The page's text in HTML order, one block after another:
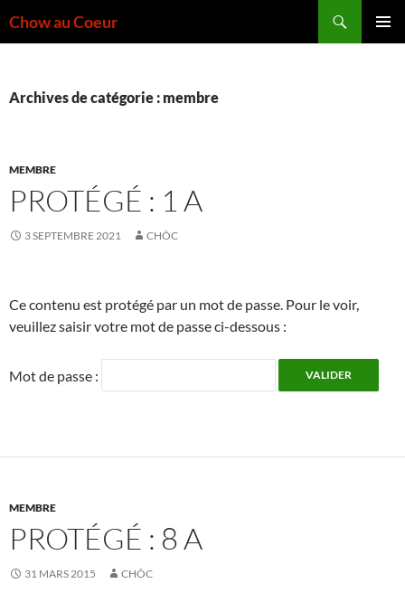
auChow au Coeur
Archives de catégorie : membre
MEMBRE
PROTÉGÉ : 1 A
3 SEPTEMBRE 2021 CHÔC
Ce contenu est protégé par un mot de passe. Pour le voir,
veuillez saisir votre mot de passe ci-dessous :
Mot de passe :
MEMBRE
PROTÉGÉ : 8 A
31 MARS 2015 CHÔC